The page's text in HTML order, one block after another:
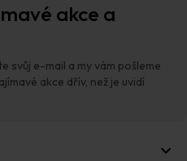
akce a
svůj e-mail a my vám pošleme
akce dřív, než je uvidí